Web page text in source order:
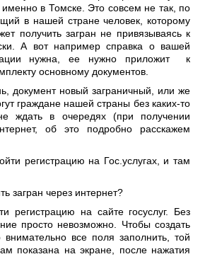
в Томске. Это совсем не так, по
в нашей стране человек, которому
получить загран не привязываясь к
А вот например справка о вашей
нужна, ее нужно приложит к
основному документов.
документ новый заграничный, или же
граждане нашей страны без каких-то
ждать в очередях (при получении
об это подробно расскажем
регистрацию на Гос.услугах, и там
загран через интернет?
регистрацию на сайте госуслуг. Без
просто невозможно. Чтобы создать
внимательно все поля заполнить, той
показана на экране, после нажатия